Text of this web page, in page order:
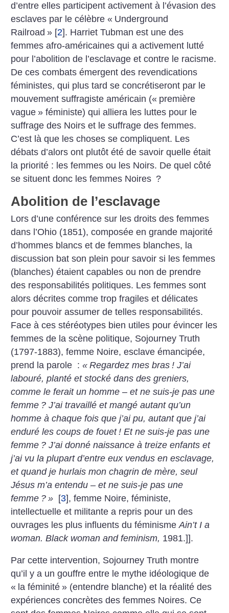
d’entre elles participent activement à l’évasion des
esclaves par le célèbre « Underground
Railroad » [2]. Harriet Tubman est une des
femmes afro-américaines qui a activement lutté
pour l’abolition de l’esclavage et contre le racisme.
De ces combats émergent des revendications
féministes, qui plus tard se concrétiseront par le
mouvement suffragiste américain (« première
vague » féministe) qui alliera les luttes pour le
suffrage des Noirs et le suffrage des femmes.
C’est là que les choses se compliquent. Les
débats d’alors ont plutôt été de savoir quelle était
la priorité : les femmes ou les Noirs. De quel côté
se situent donc les femmes Noires ?
Abolition de l’esclavage
Lors d’une conférence sur les droits des femmes
dans l’Ohio (1851), composée en grande majorité
d’hommes blancs et de femmes blanches, la
discussion bat son plein pour savoir si les femmes
(blanches) étaient capables ou non de prendre
des responsabilités politiques. Les femmes sont
alors décrites comme trop fragiles et délicates
pour pouvoir assumer de telles responsabilités.
Face à ces stéréotypes bien utiles pour évincer les
femmes de la scène politique, Sojourney Truth
(1797-1883), femme Noire, esclave émancipée,
prend la parole :« Regardez mes bras ! J’ai
labouré, planté et stocké dans des greniers,
comme le ferait un homme – et ne suis-je pas une
femme ? J’ai travaillé et mangé autant qu’un
homme à chaque fois que j’ai pu, autant que j’ai
enduré les coups de fouet ! Et ne suis-je pas une
femme ? J’ai donné naissance à treize enfants et
j’ai vu la plupart d’entre eux vendus en esclavage,
et quand je hurlais mon chagrin de mère, seul
Jésus m’a entendu – et ne suis-je pas une
femme ? » [3], femme Noire, féministe,
intellectuelle et militante a repris pour un des
ouvrages les plus influents du féminismeAin’t I a
woman. Black woman and feminism, 1981.]].
Par cette intervention, Sojourney Truth montre
qu’il y a un gouffre entre le mythe idéologique de
« la féminité » (entendre blanche) et la réalité des
expériences concrètes des femmes Noires. Ce